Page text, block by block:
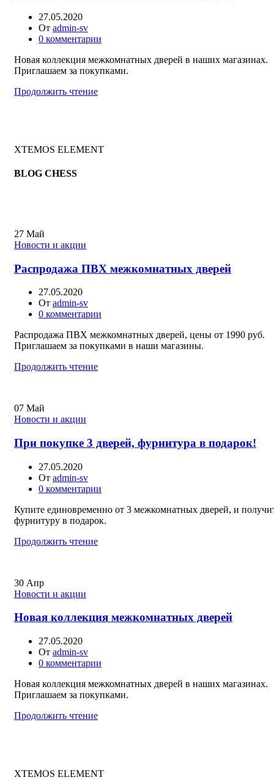
27.05.2020
От admin-sv
0 комментарии
Новая коллекция межкомнатных дверей в наших магазинах.
Приглашаем за покупками.
Продолжить чтение
XTEMOS ELEMENT
BLOG CHESS
27 Май
Новости и акции
Распродажа ПВХ межкомнатных дверей
27.05.2020
От admin-sv
0 комментарии
Распродажа ПВХ межкомнатных дверей, цены от 1990 руб.
Приглашаем за покупками в наши магазины.
Продолжить чтение
07 Май
Новости и акции
При покупке 3 дверей, фурнитура в подарок!
27.05.2020
От admin-sv
0 комментарии
Купите единовременно от 3 межкомнатных дверей, и
фурнитуру в подарок.
Продолжить чтение
30 Апр
Новости и акции
Новая коллекция межкомнатных дверей
27.05.2020
От admin-sv
0 комментарии
Новая коллекция межкомнатных дверей в наших магазинах.
Приглашаем за покупками.
Продолжить чтение
XTEMOS ELEMENT